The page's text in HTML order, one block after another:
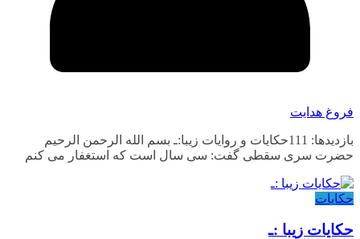
فروغ هدایت
بازدیدها: 111حکایات و روایات زیبا:ـ بسم الله الرحمن الرحیم
حضرت سری سقطی گفت: سی سال است که استغفار می کنم
حکایات
حکایات زیبا :ـ